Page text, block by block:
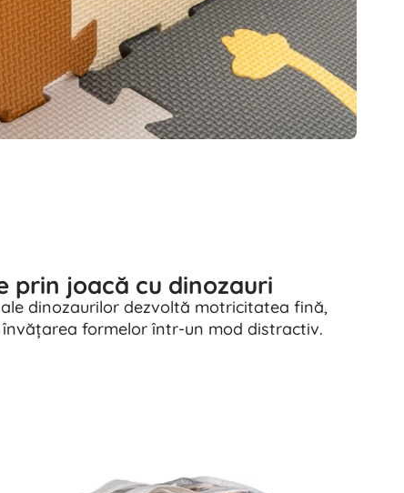
prin joacă cu dinozauri
dinozaurilor dezvoltă motricitatea fină,
formelor într-un mod distractiv.